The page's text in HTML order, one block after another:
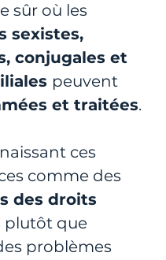
sûr où les
sexistes,
conjugales et
peuvent
et traitées.
ces
comme des
des droits
plutôt que
problèmes